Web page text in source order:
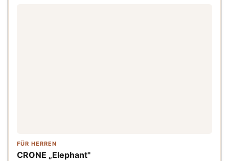
FÜR HERREN
CRONE „Elephant"